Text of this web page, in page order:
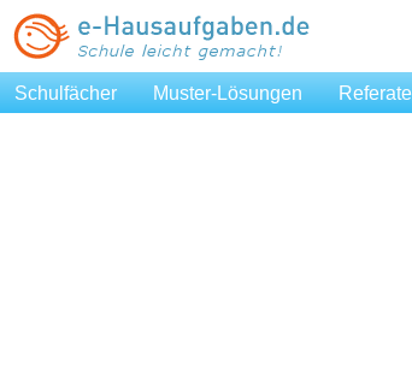
Schulfächer Muster-Lösungen Referate